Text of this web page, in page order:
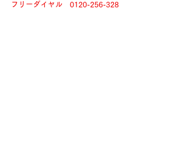
フリーダイヤル　0120-256-328